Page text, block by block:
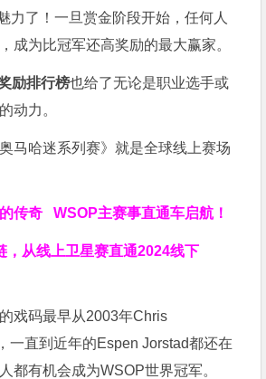
力了！一旦赏金阶段开始，任何人
成为比冠军还高奖励的最大赢家。
励排行榜也给了无论是职业选手或
动力。
马哈迷系列赛》就是全球线上赛场
的传奇WSOP主赛事直通车启航！
，从线上卫星赛直通2024线下
戏码最早从2003年Chris
一直到近年的Espen Jorstad都还在
都有机会成为WSOP世界冠军。